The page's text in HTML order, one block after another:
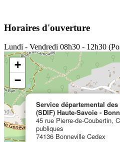
Horaires d'ouverture
Lundi - Vendredi 08h30 - 12h30
Service départemental
(SDIF) Haute-Savoie -
45 rue Pierre-de-Coubertin,
publiques
74136 Bonneville Cedex
+
−